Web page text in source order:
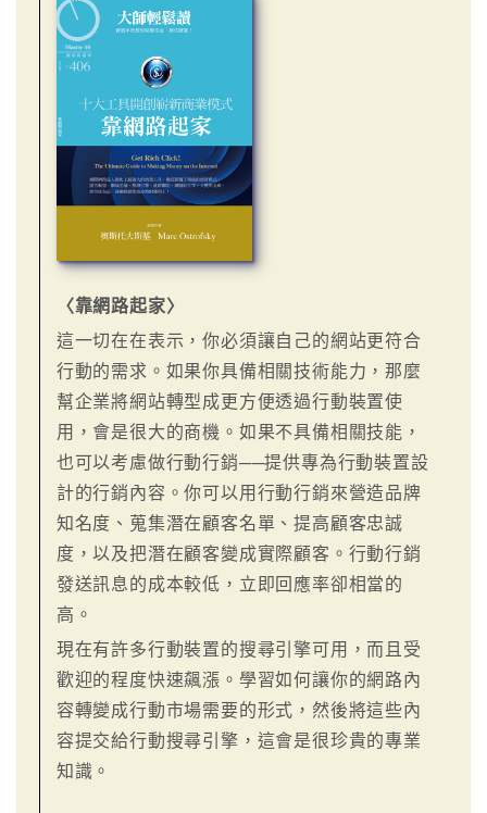
〈靠網路起家〉
這一切在在表示，你必須讓自己的網站更符合
行動的需求。如果你具備相關技術能力，那麼
幫企業將網站轉型成更方便透過行動裝置使
用，會是很大的商機。如果不具備相關技能，
也可以考慮做行動行銷──提供專為行動裝置設
計的行銷內容。你可以用行動行銷來營造品牌
知名度、蒐集潛在顧客名單、提高顧客忠誠
度，以及把潛在顧客變成實際顧客。行動行銷
發送訊息的成本較低，立即回應率卻相當的
高。
現在有許多行動裝置的搜尋引擎可用，而且受
歡迎的程度快速飆漲。學習如何讓你的網路內
容轉變成行動市場需要的形式，然後將這些內
容提交給行動搜尋引擎，這會是很珍貴的專業
知識。